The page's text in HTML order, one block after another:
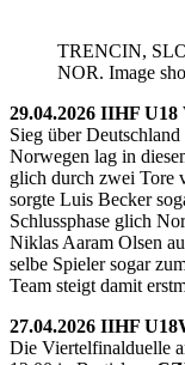
TRENCIN,
NOR. Image
29.04.2026 IIHF U18
Sieg über
Norwegen lag in
glich durch zwei Tore
sorgte Luis Becker
Schlussphase glich
Niklas Aaram Olsen
selbe Spieler sogar
Team steigt damit
27.04.2026 IIHF
Die Viertelfinalduelle